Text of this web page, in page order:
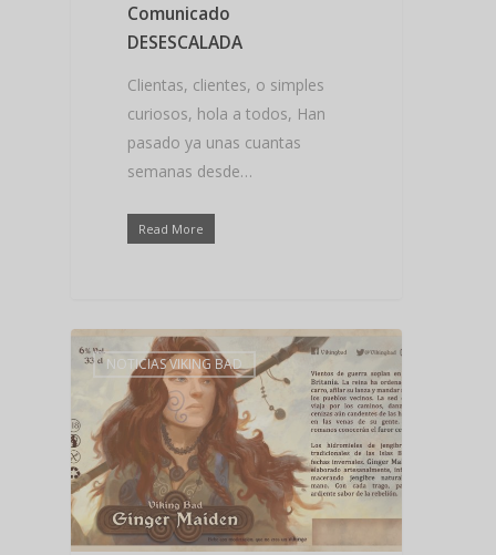
Comunicado
DESESCALADA
Clientas, clientes, o simples
curiosos, hola a todos, Han
pasado ya unas cuantas
semanas desde…
Read More
NOTICIAS VIKING BAD